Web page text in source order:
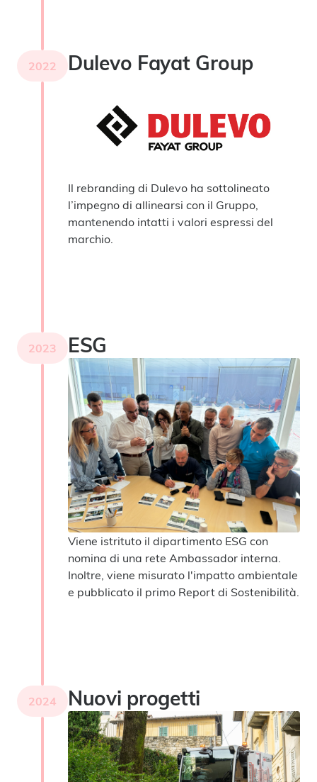
2022 Dulevo Fayat Group
Il rebranding di Dulevo ha sottolineato
l’impegno di allinearsi con il Gruppo,
mantenendo intatti i valori espressi del
marchio.
2023 ESG
Viene istrituto il dipartimento ESG con
nomina di una rete Ambassador interna.
Inoltre, viene misurato l'impatto ambientale
e pubblicato il primo Report di Sostenibilità.
2024 Nuovi progetti